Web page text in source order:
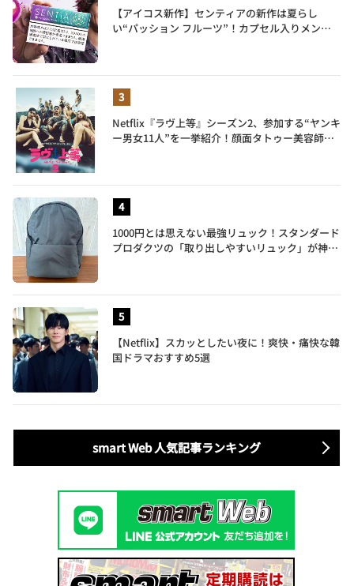
【アイコス新作】センティアの新作は夏らし
い“パッション フルーツ”！カプセル入りメンソ
Netflix『ラヴ上等』シーズン2、参加する“ヤンキ
ー男女11人”を一挙紹介！顔面タトゥー美容師、
1000円とは思えない最強リュック！スタンダード
プロダクツの「取り出しやすいリュック」が神す
【Netflix】スカッとしたい夜に！爽快・痛快な韓
国ドラマおすすめ5選
smart Web 人気記事ランキング